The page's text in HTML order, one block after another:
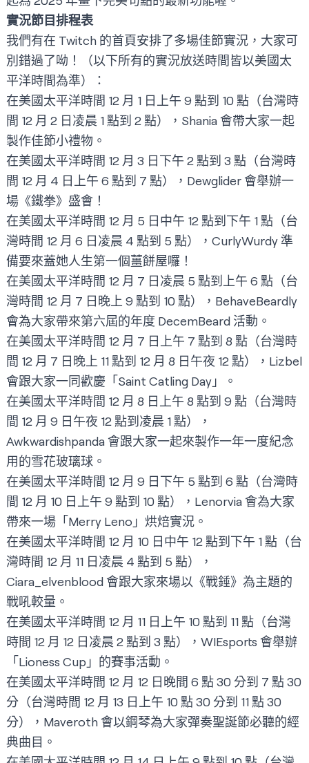
實況節目排程表
我們有在 Twitch 的首頁安排了多場佳節實況，大家可
別錯過了呦！（以下所有的實況放送時間皆以美國太
平洋時間為準）：
在美國太平洋時間 12 月 1 日上午 9 點到 10 點（台灣時
間 12 月 2 日凌晨 1 點到 2 點）， Shania 會帶大家一起
製作佳節小禮物。
在美國太平洋時間 12 月 3 日下午 2 點到 3 點（台灣時
間 12 月 4 日上午 6 點到 7 點）， Dewglider 會舉辦一
場《鐵拳》盛會！
在美國太平洋時間 12 月 5 日中午 12 點到下午 1 點（台
灣時間 12 月 6 日凌晨 4 點到 5 點）， CurlyWurdy 準
備要來蓋她人生第一個薑餅屋囉！
在美國太平洋時間 12 月 7 日凌晨 5 點到上午 6 點（台
灣時間 12 月 7 日晚上 9 點到 10 點）， BehaveBeardly
會為大家帶來第六屆的年度 DecemBeard 活動。
在美國太平洋時間 12 月 7 日上午 7 點到 8 點（台灣時
間 12 月 7 日晚上 11 點到 12 月 8 日午夜 12 點）， Lizbel
會跟大家一同歡慶「Saint Catling Day」。
在美國太平洋時間 12 月 8 日上午 8 點到 9 點（台灣時
間 12 月 9 日午夜 12 點到凌晨 1 點），
Awkwardishpanda 會跟大家一起來製作一年一度紀念
用的雪花玻璃球。
在美國太平洋時間 12 月 9 日下午 5 點到 6 點（台灣時
間 12 月 10 日上午 9 點到 10 點）， Lenorvia 會為大家
帶來一場「Merry Leno」烘焙實況。
在美國太平洋時間 12 月 10 日中午 12 點到下午 1 點（台
灣時間 12 月 11 日凌晨 4 點到 5 點），
Ciara_elvenblood 會跟大家來場以《戰錘》為主題的
戰吼較量。
在美國太平洋時間 12 月 11 日上午 10 點到 11 點（台灣
時間 12 月 12 日凌晨 2 點到 3 點）， WIEsports 會舉辦
「Lioness Cup」的賽事活動。
在美國太平洋時間 12 月 12 日晚間 6 點 30 分到 7 點 30
分（台灣時間 12 月 13 日上午 10 點 30 分到 11 點 30
分）， Maveroth 會以鋼琴為大家彈奏聖誕節必聽的經
典曲目。